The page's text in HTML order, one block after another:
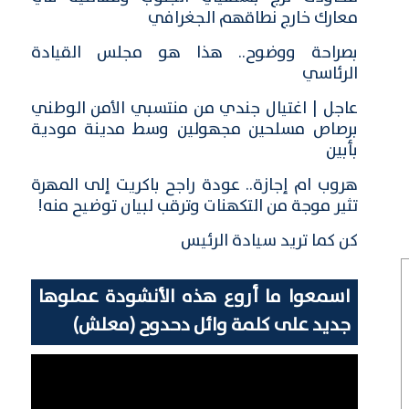
معارك خارج نطاقهم الجغرافي
بصراحة ووضوح.. هذا هو مجلس القيادة
الرئاسي
عاجل | اغتيال جندي من منتسبي الأمن الوطني
برصاص مسلحين مجهولين وسط مدينة مودية
بأبين
هروب ام إجازة.. عودة راجح باكريت إلى المهرة
تثير موجة من التكهنات وترقب لبيان توضيح منه!
كن كما تريد سيادة الرئيس
اسمعوا ما أروع هذه الأنشودة عملوها
جديد على كلمة وائل دحدوح (معلش)